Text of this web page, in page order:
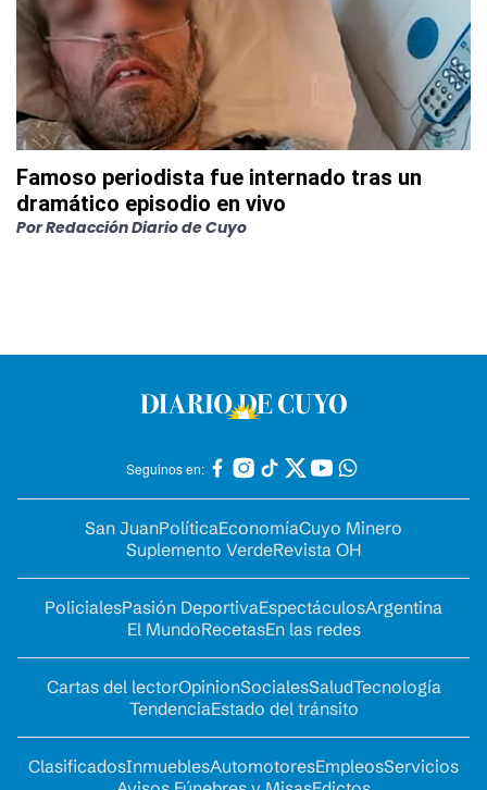
Famoso periodista fue internado tras un
dramático episodio en vivo
PorRedacción Diario de Cuyo
Seguinos en:
San JuanPolíticaEconomíaCuyo Minero
Suplemento VerdeRevista OH
PolicialesPasión DeportivaEspectáculosArgentina
El MundoRecetasEn las redes
Cartas del lectorOpinionSocialesSaludTecnología
TendenciaEstado del tránsito
ClasificadosInmueblesAutomotoresEmpleosServicios